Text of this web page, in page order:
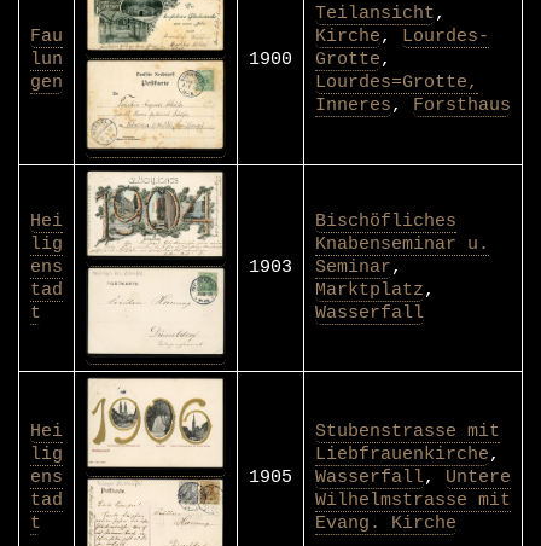
Fau
lun
gen
1900
Teilansicht,
Kirche, Lourdes-
Grotte,
Lourdes=Grotte,
Inneres, Forsthaus
Hei
lig
ens
tad
t
1903
Bischöfliches
Knabenseminar u.
Seminar,
Marktplatz,
Wasserfall
Hei
lig
ens
tad
t
1905
Stubenstrasse mit
Liebfrauenkirche,
Wasserfall, Untere
Wilhelmstrasse mit
Evang. Kirche